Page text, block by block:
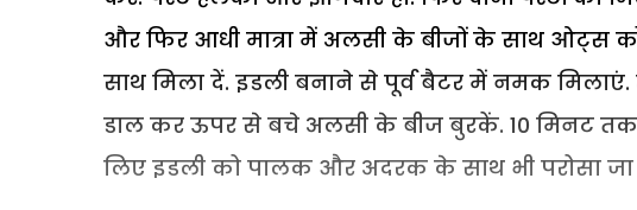
और फिर आधी मात्रा में अलसी के बीजों के साथ ओट्स
साथ मिला दें. इडली बनाने से पूर्व बैटर में नमक
डाल कर ऊपर से बचे अलसी के बीज बुरकें. 10 मिनट
लिए इडली को पालक और अदरक के साथ भी परोसा